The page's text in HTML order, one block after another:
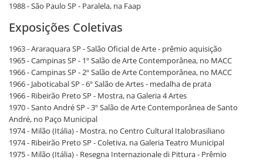
1988 - São Paulo SP - Paralela, na Faap
Exposições Coletivas
1963 - Araraquara SP - Salão Oficial de Arte - prêmio aquisição
1965 - Campinas SP - 1º Salão de Arte Contemporânea, no MACC
1966 - Campinas SP - 2º Salão de Arte Contemporânea, no MACC
1966 - Jaboticabal SP - 6º Salão de Artes - medalha de prata
1966 - Ribeirão Preto SP - Mostra, na Galeria 4 Artes
1970 - Santo André SP - 3º Salão de Arte Contemporânea de Santo
André, no Paço Municipal
1974 - Milão (Itália) - Mostra, no Centro Cultural Italobrasiliano
1974 - Ribeirão Preto SP - Coletiva, na Galeria Teatro Municipal
1975 - Milão (Itália) - Resegna Internazionale di Pittura - Prêmio